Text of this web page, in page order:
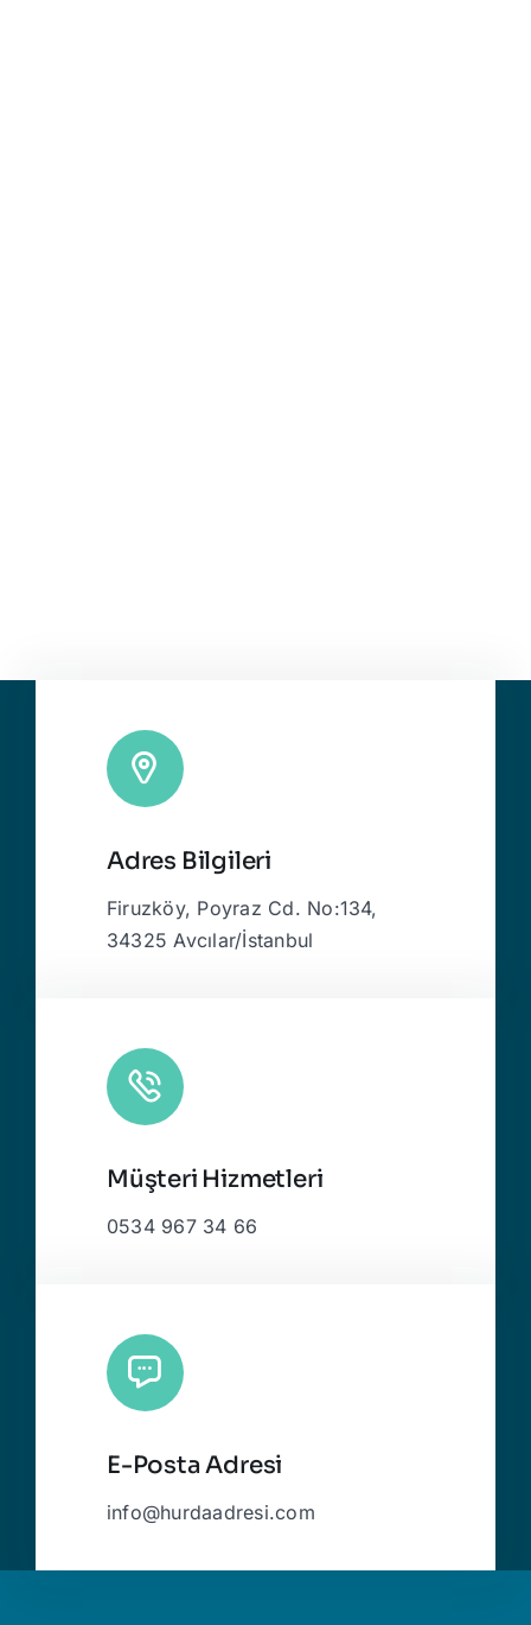
Adres Bilgileri
Firuzköy, Poyraz Cd. No:134,
34325 Avcılar/İstanbul
Müşteri Hizmetleri
0534 967 34 66
E-Posta Adresi
info@hurdaadresi.com